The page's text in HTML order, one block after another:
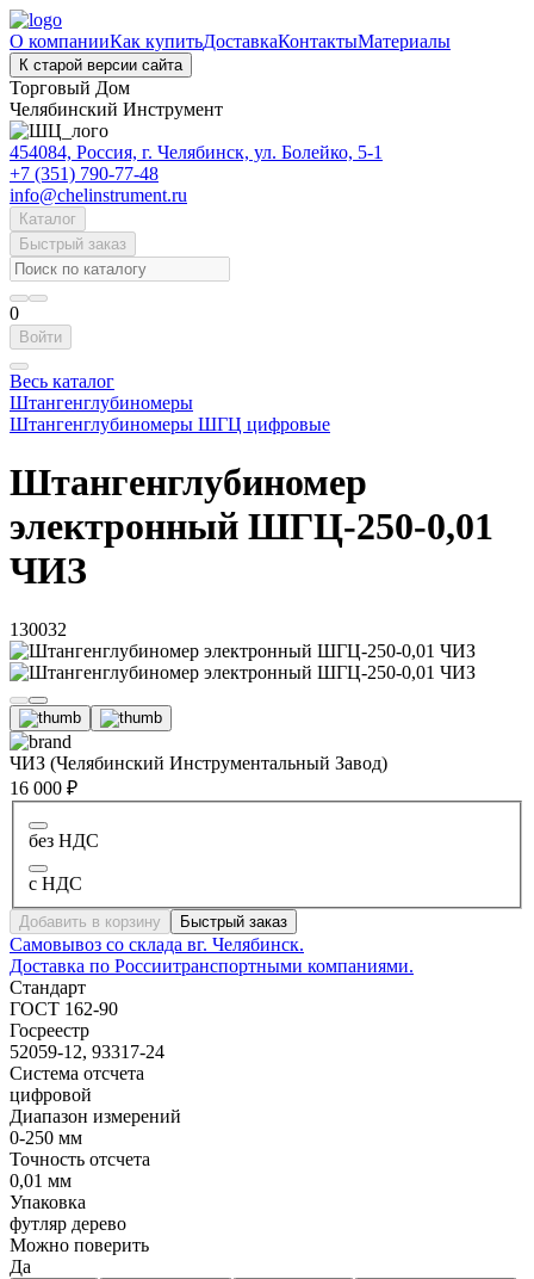
О компанииКак купитьДоставкаКонтактыМатериалы
К старой версии сайта
Торговый Дом
Челябинский Инструмент
454084, Россия, г. Челябинск, ул. Болейко, 5-1
+7 (351) 790-77-48
info@chelinstrument.ru
Каталог
Быстрый заказ
0
Войти
Весь каталог
Штангенглубиномеры
Штангенглубиномеры ШГЦ цифровые
Штангенглубиномер
электронный ШГЦ-250-0,01
ЧИЗ
130032
ЧИЗ (Челябинский Инструментальный Завод)
16 000 ₽
без НДС
с НДС
Добавить в корзину Быстрый заказ
Самовывоз со склада вг. Челябинск.
Доставка по Россиитранспортными компаниями.
Стандарт
ГОСТ 162-90
Госреестр
52059-12, 93317-24
Система отсчета
цифровой
Диапазон измерений
0-250 мм
Точность отсчета
0,01 мм
Упаковка
футляр дерево
Можно поверить
Да